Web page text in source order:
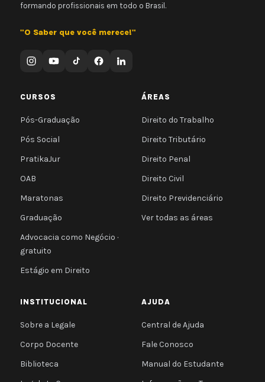
formando profissionais em todo o Brasil.
"O Saber que você merece!"
CURSOS
Pós-Graduação
Pós Social
PratikaJur
OAB
Maratonas
Graduação
Advocacia como Negócio ·
gratuito
Estágio em Direito
ÁREAS
Direito do Trabalho
Direito Tributário
Direito Penal
Direito Civil
Direito Previdenciário
Ver todas as áreas
INSTITUCIONAL
Sobre a Legale
Corpo Docente
Biblioteca
AJUDA
Central de Ajuda
Fale Conosco
Manual do Estudante